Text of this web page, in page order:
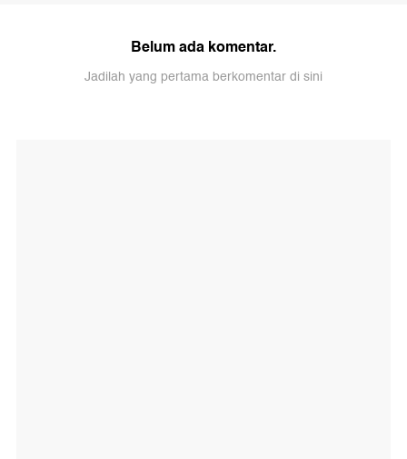
Belum ada komentar.
Jadilah yang pertama berkomentar di sini